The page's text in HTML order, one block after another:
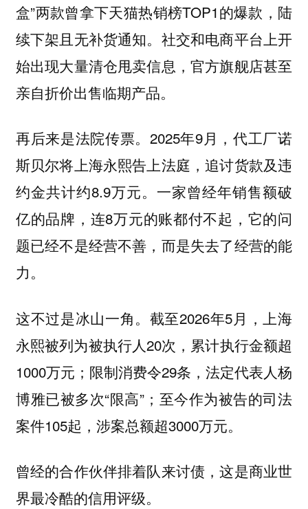
盒”两款曾拿下天猫热销榜TOP1的爆款，陆
续下架且无补货通知。社交和电商平台上开
始出现大量清仓甩卖信息，官方旗舰店甚至
亲自折价出售临期产品。
再后来是法院传票。2025年9月，代工厂诺
斯贝尔将上海永熙告上法庭，追讨货款及违
约金共计约8.9万元。一家曾经年销售额破
亿的品牌，连8万元的账都付不起，它的问
题已经不是经营不善，而是失去了经营的能
力。
这不过是冰山一角。截至2026年5月，上海
永熙被列为被执行人20次，累计执行金额超
1000万元；限制消费令29条，法定代表人杨
博雅已被多次“限高”；至今作为被告的司法
案件105起，涉案总额超3000万元。
曾经的合作伙伴排着队来讨债，这是商业世
界最冷酷的信用评级。